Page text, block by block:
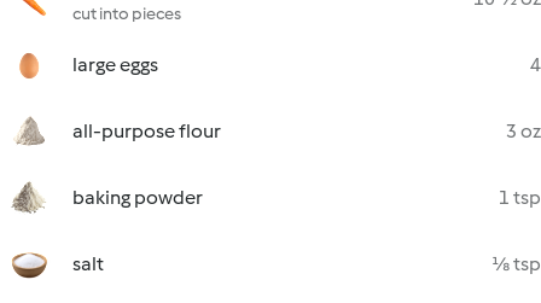
cut into pieces
large eggs 4
all-purpose flour 3 oz
baking powder 1 tsp
salt ⅛ tsp